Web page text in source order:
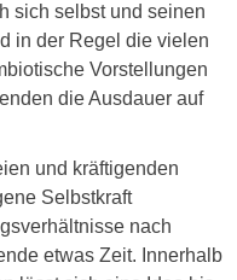
sich selbst und seinen
in der Regel die vielen
Vorstellungen
die Ausdauer auf
und kräftigenden
Selbstkraft
nach
etwas Zeit. Innerhalb